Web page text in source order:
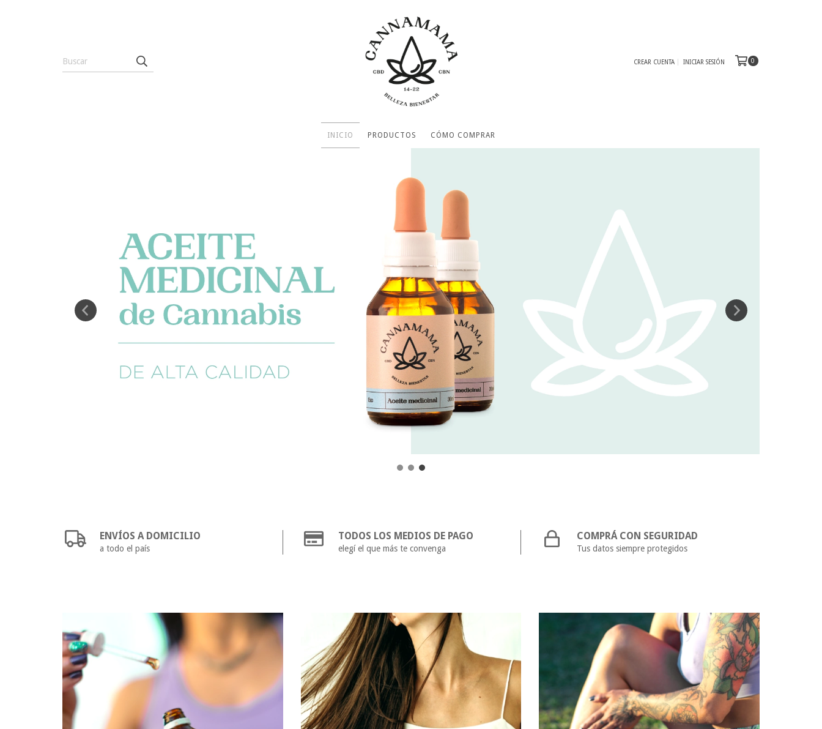
CREAR CUENTA INICIAR SESIÓN 0
INICIO PRODUCTOS CÓMO COMPRAR
ENVÍOS A DOMICILIO
a todo el país
TODOS LOS MEDIOS DE PAGO
elegí el que más te convenga
COMPRÁ CON SEGURIDAD
Tus datos siempre protegidos